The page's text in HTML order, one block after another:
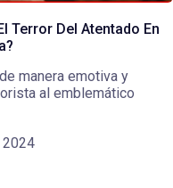
Terror Del Atentado En
manera emotiva y
al emblemático
2024